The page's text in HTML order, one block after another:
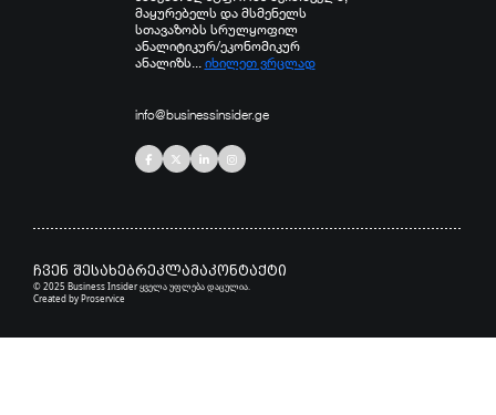
მაყურებელს და მსმენელს
სთავაზობს სრულყოფილ
ანალიტიკურ/ეკონომიკურ
ანალიზს... იხილეთ ვრცლად
info@businessinsider.ge
ჩვენ შესახებრეკლამაკონტაქტი
© 2025 Business Insider ყველა უფლება დაცულია.
Created byProservice